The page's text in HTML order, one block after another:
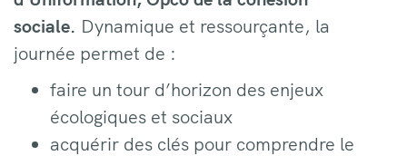
sociale. Dynamique et ressourçante, la
journée permet de :
faire un tour d’horizon des enjeux
écologiques et sociaux
acquérir des clés pour comprendre le